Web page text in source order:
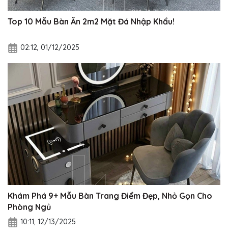
Top 10 Mẫu Bàn Ăn 2m2 Mặt Đá Nhập Khẩu!
02:12, 01/12/2025
Khám Phá 9+ Mẫu Bàn Trang Điểm Đẹp, Nhỏ Gọn Cho
Phòng Ngủ
10:11, 12/13/2025